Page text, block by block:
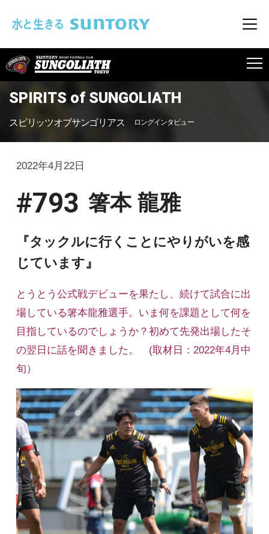
メ
SPIRITS of SUNGOLIATH
スピリッツオブサンゴリアス ロングインタビュー
2022年4月22日
#793 箸本 龍雅
『タックルに行くことにやりがいを感
じています』
とうとう公式戦デビューを果たし、続けて試合に出
場している箸本龍雅選手。いま何を課題として何を
目指しているのでしょうか？初めて先発出場したそ
の翌日に話を聞きました。 (取材日：2022年4月中
旬）